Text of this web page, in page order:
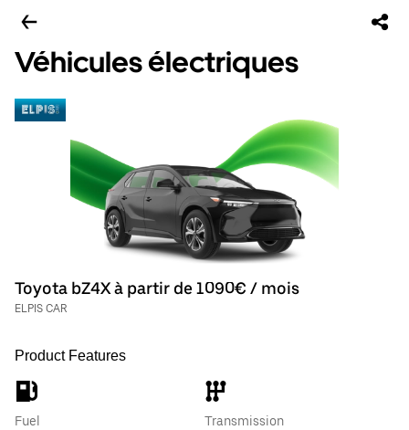
Véhicules électriques
Toyota bZ4X à partir de 1090€ / mois
ELPIS CAR
Product Features
Fuel
Transmission